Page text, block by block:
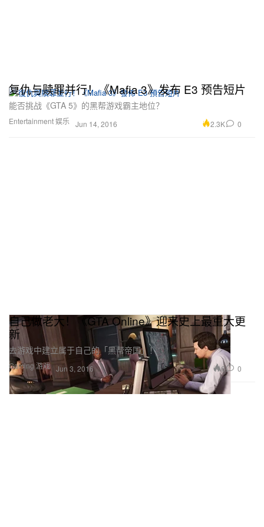
Entertainment 娱乐
复仇与赎罪并行！《Mafia 3》发布 E3 预告短片
能否挑战《GTA 5》的黑帮游戏霸主地位？
Jun 14, 2016 2.3K 0
Gaming 游戏
自己做老大！《GTA Online》迎来史上最重大更
新
去游戏中建立属于自己的「黑帮帝国」！
Jun 3, 2016 6 0